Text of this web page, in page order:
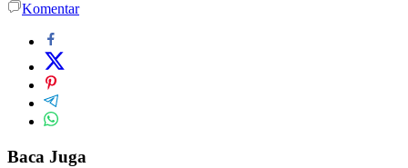
Komentar
Baca Juga